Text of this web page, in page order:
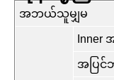
အဘယ်သူမျှမ
Inner
အပြင်